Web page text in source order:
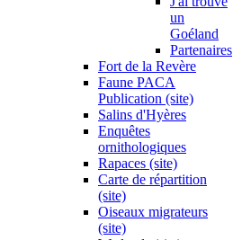
un
Goéland
Partenaires
Fort de la Revère
Faune PACA
Publication (site)
Salins d'Hyères
Enquêtes
ornithologiques
Rapaces (site)
Carte de répartition
(site)
Oiseaux migrateurs
(site)